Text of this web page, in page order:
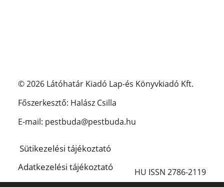
© 2026 Látóhatár Kiadó Lap-és Könyvkiadó Kft.
Főszerkesztő: Halász Csilla
E-mail: pestbuda@pestbuda.hu
Sütikezelési tájékoztató
Adatkezelési tájékoztató
HU ISSN 2786-2119